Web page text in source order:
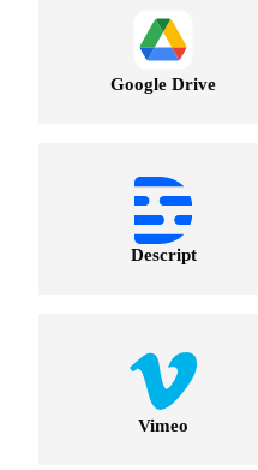
Google Drive
Descript
Vimeo